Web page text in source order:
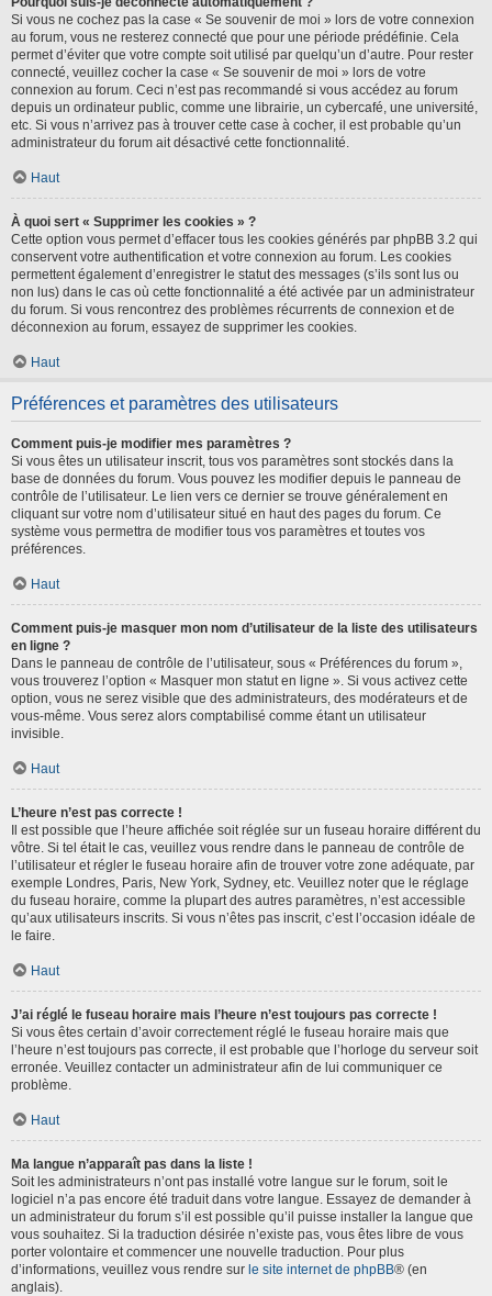
Si vous ne cochez pas la case « Se souvenir de moi » lors de votre connexion
au forum, vous ne resterez connecté que pour une période prédéfinie. Cela
permet d’éviter que votre compte soit utilisé par quelqu’un d’autre. Pour rester
connecté, veuillez cocher la case « Se souvenir de moi » lors de votre
connexion au forum. Ceci n’est pas recommandé si vous accédez au forum
depuis un ordinateur public, comme une librairie, un cybercafé, une université,
etc. Si vous n’arrivez pas à trouver cette case à cocher, il est probable qu’un
administrateur du forum ait désactivé cette fonctionnalité.
Haut
À quoi sert « Supprimer les cookies » ?
Cette option vous permet d’effacer tous les cookies générés par phpBB 3.2 qui
conservent votre authentification et votre connexion au forum. Les cookies
permettent également d’enregistrer le statut des messages (s’ils sont lus ou
non lus) dans le cas où cette fonctionnalité a été activée par un administrateur
du forum. Si vous rencontrez des problèmes récurrents de connexion et de
déconnexion au forum, essayez de supprimer les cookies.
Haut
Préférences et paramètres des utilisateurs
Comment puis-je modifier mes paramètres ?
Si vous êtes un utilisateur inscrit, tous vos paramètres sont stockés dans la
base de données du forum. Vous pouvez les modifier depuis le panneau de
contrôle de l’utilisateur. Le lien vers ce dernier se trouve généralement en
cliquant sur votre nom d’utilisateur situé en haut des pages du forum. Ce
système vous permettra de modifier tous vos paramètres et toutes vos
préférences.
Haut
Comment puis-je masquer mon nom d’utilisateur de la liste des utilisateurs
en ligne ?
Dans le panneau de contrôle de l’utilisateur, sous « Préférences du forum »,
vous trouverez l’option « Masquer mon statut en ligne ». Si vous activez cette
option, vous ne serez visible que des administrateurs, des modérateurs et de
vous-même. Vous serez alors comptabilisé comme étant un utilisateur
invisible.
Haut
L’heure n’est pas correcte !
Il est possible que l’heure affichée soit réglée sur un fuseau horaire différent du
vôtre. Si tel était le cas, veuillez vous rendre dans le panneau de contrôle de
l’utilisateur et régler le fuseau horaire afin de trouver votre zone adéquate, par
exemple Londres, Paris, New York, Sydney, etc. Veuillez noter que le réglage
du fuseau horaire, comme la plupart des autres paramètres, n’est accessible
qu’aux utilisateurs inscrits. Si vous n’êtes pas inscrit, c’est l’occasion idéale de
le faire.
Haut
J’ai réglé le fuseau horaire mais l’heure n’est toujours pas correcte !
Si vous êtes certain d’avoir correctement réglé le fuseau horaire mais que
l’heure n’est toujours pas correcte, il est probable que l’horloge du serveur soit
erronée. Veuillez contacter un administrateur afin de lui communiquer ce
problème.
Haut
Ma langue n’apparaît pas dans la liste !
Soit les administrateurs n’ont pas installé votre langue sur le forum, soit le
logiciel n’a pas encore été traduit dans votre langue. Essayez de demander à
un administrateur du forum s’il est possible qu’il puisse installer la langue que
vous souhaitez. Si la traduction désirée n’existe pas, vous êtes libre de vous
porter volontaire et commencer une nouvelle traduction. Pour plus
d’informations, veuillez vous rendre sur le site internet de phpBB® (en
anglais).